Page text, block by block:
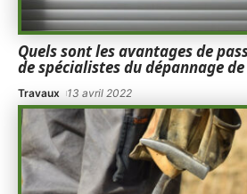
Quels sont les avantages de
de spécialistes du dépannage
Travaux 13 avril 2022